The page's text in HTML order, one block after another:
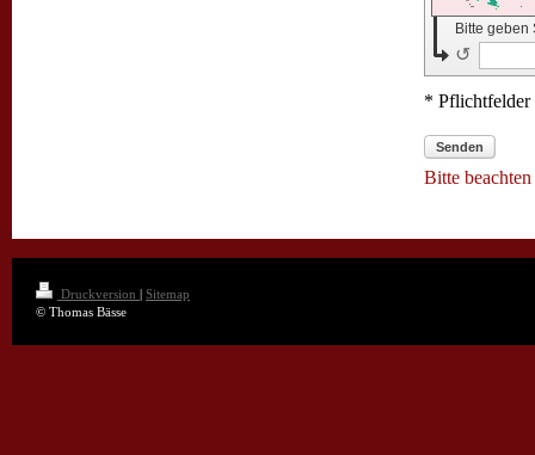
Bitte geben
↺
* Pflichtfelder
Senden
Bitte
Druckversion | Sitemap
© Thomas Bässe